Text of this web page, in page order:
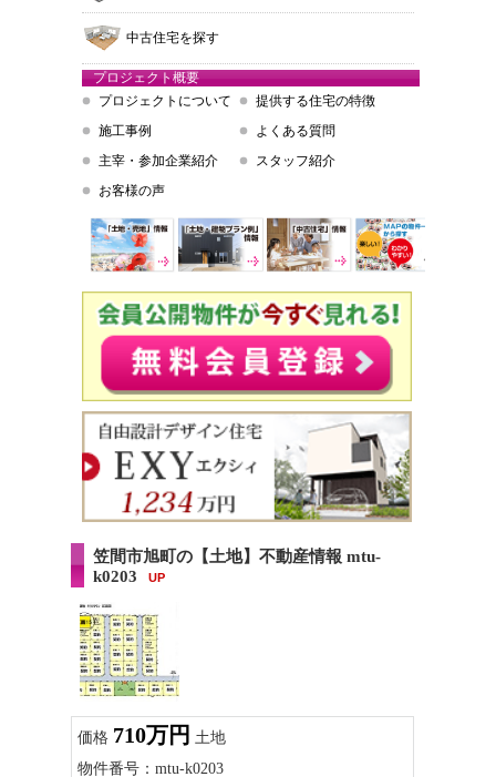
中古住宅を探す
プロジェクト概要
プロジェクトについて
提供する住宅の特徴
施工事例
よくある質問
主宰・参加企業紹介
スタッフ紹介
お客様の声
笠間市旭町の【土地】不動産情報 mtu-
k0203
UP
価格 710万円 土地
物件番号：mtu-k0203